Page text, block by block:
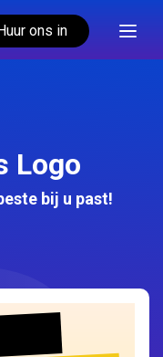
ons in
Logo
bij u past!